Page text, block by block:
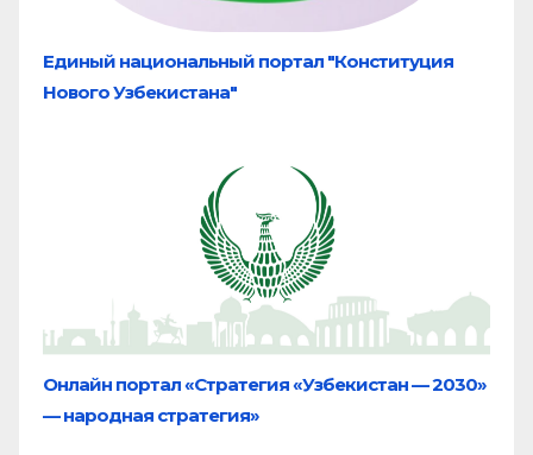
Единый национальный портал "Конституция
Нового Узбекистана"
Онлайн портал «Стратегия «Узбекистан — 2030»
— народная стратегия»